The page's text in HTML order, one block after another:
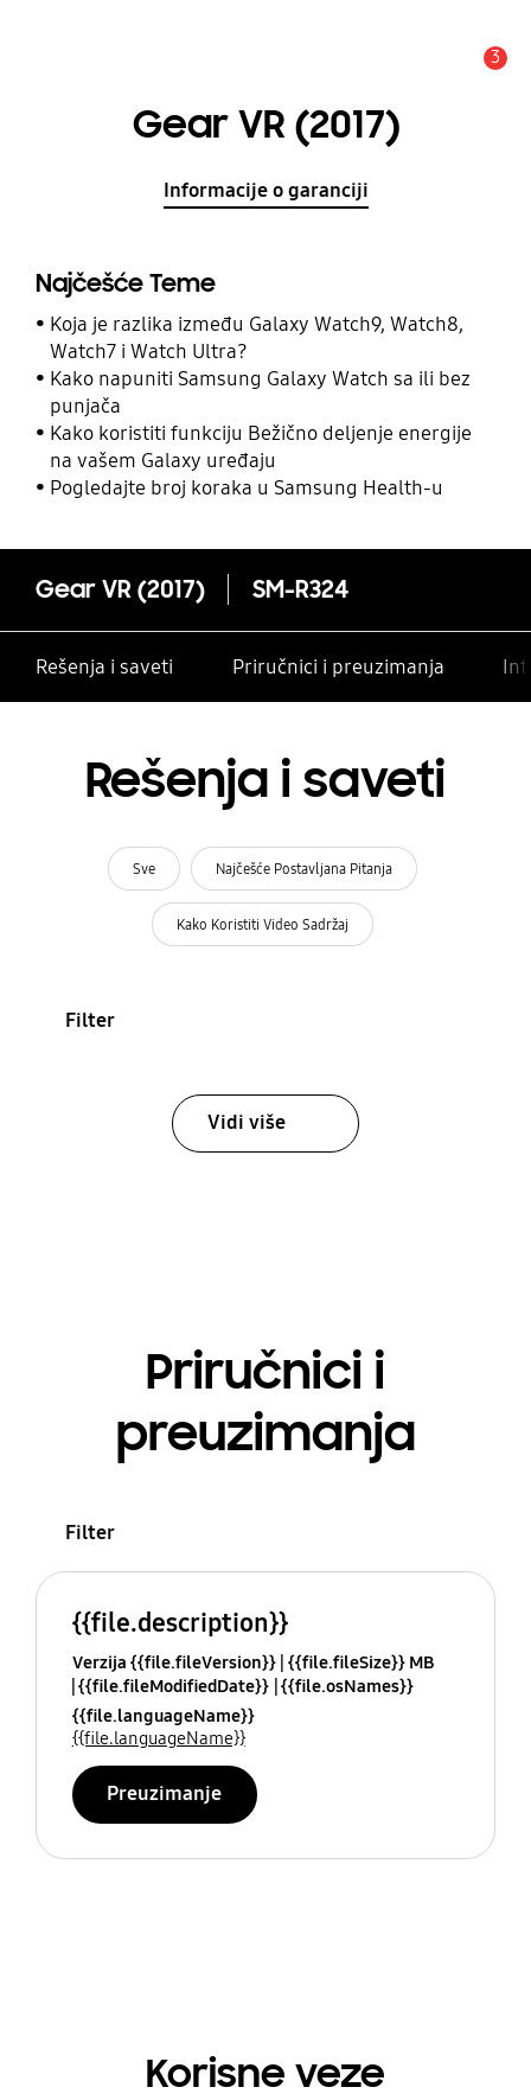
3
Gear VR (2017)
Informacije o garanciji
Najčešće Teme
Koja je razlika između Galaxy Watch9, Watch8,
Watch7 i Watch Ultra?
Kako napuniti Samsung Galaxy Watch sa ili bez
punjača
Kako koristiti funkciju Bežično deljenje energije
na vašem Galaxy uređaju
Pogledajte broj koraka u Samsung Health-u
Gear VR (2017) SM-R324
Rešenja i saveti Priručnici i preuzimanja
Rešenja i saveti
Sve Najčešće Postavljana Pitanja
Kako Koristiti Video Sadržaj
Filter
Vidi više
Priručnici i
preuzimanja
Filter
{{file.description}}
Verzija {{file.fileVersion}} {{file.fileSize}} MB
{{file.fileModifiedDate}} {{file.osNames}}
{{file.languageName}}
{{file.languageName}}
Preuzimanje
Korisne veze